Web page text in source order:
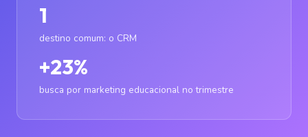
1
destino comum: o CRM
+23%
busca por marketing educacional no trimestre